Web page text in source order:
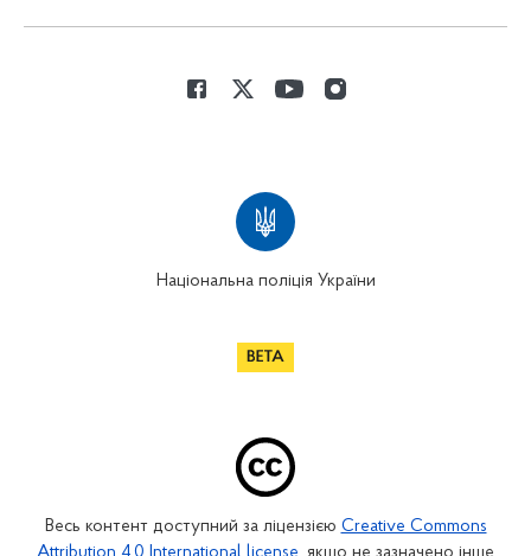
Національна поліція України
Весь контент доступний за ліцензією Creative Commons